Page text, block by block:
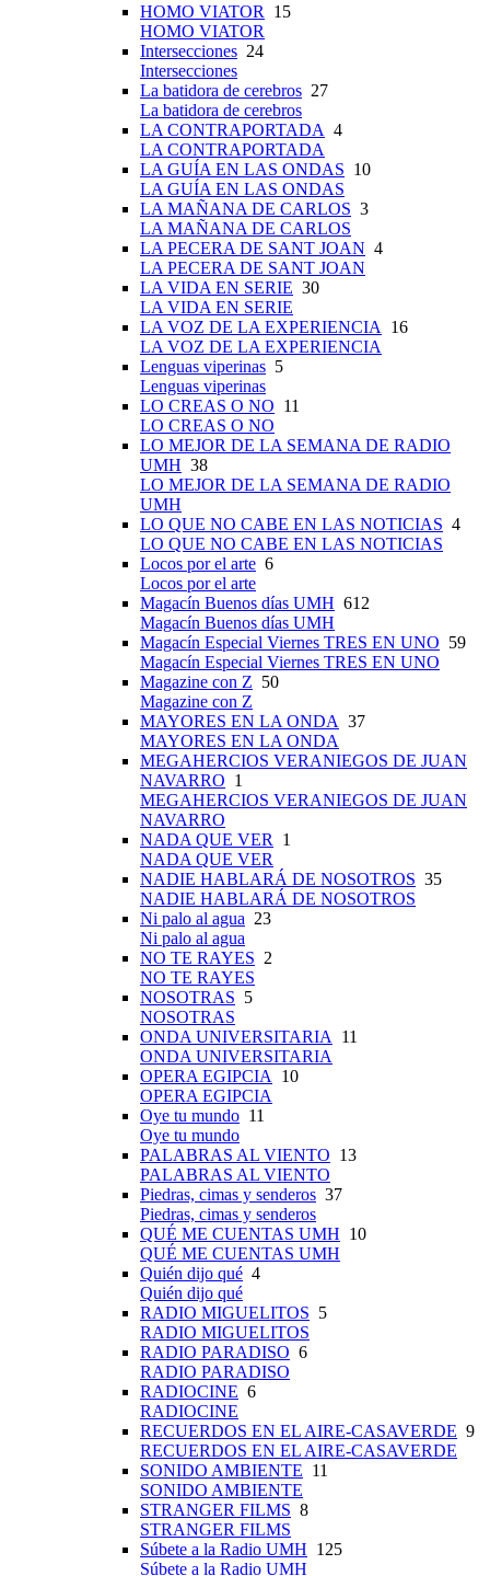
HOMO VIATOR 15
HOMO VIATOR
Intersecciones 24
Intersecciones
La batidora de cerebros 27
La batidora de cerebros
LA CONTRAPORTADA 4
LA CONTRAPORTADA
LA GUÍA EN LAS ONDAS 10
LA GUÍA EN LAS ONDAS
LA MAÑANA DE CARLOS 3
LA MAÑANA DE CARLOS
LA PECERA DE SANT JOAN 4
LA PECERA DE SANT JOAN
LA VIDA EN SERIE 30
LA VIDA EN SERIE
LA VOZ DE LA EXPERIENCIA 16
LA VOZ DE LA EXPERIENCIA
Lenguas viperinas 5
Lenguas viperinas
LO CREAS O NO 11
LO CREAS O NO
LO MEJOR DE LA SEMANA DE RADIO
UMH 38
LO MEJOR DE LA SEMANA DE RADIO
UMH
LO QUE NO CABE EN LAS NOTICIAS 4
LO QUE NO CABE EN LAS NOTICIAS
Locos por el arte 6
Locos por el arte
Magacín Buenos días UMH 612
Magacín Buenos días UMH
Magacín Especial Viernes TRES EN UNO 59
Magacín Especial Viernes TRES EN UNO
Magazine con Z 50
Magazine con Z
MAYORES EN LA ONDA 37
MAYORES EN LA ONDA
MEGAHERCIOS VERANIEGOS DE JUAN
NAVARRO 1
MEGAHERCIOS VERANIEGOS DE JUAN
NAVARRO
NADA QUE VER 1
NADA QUE VER
NADIE HABLARÁ DE NOSOTROS 35
NADIE HABLARÁ DE NOSOTROS
Ni palo al agua 23
Ni palo al agua
NO TE RAYES 2
NO TE RAYES
NOSOTRAS 5
NOSOTRAS
ONDA UNIVERSITARIA 11
ONDA UNIVERSITARIA
OPERA EGIPCIA 10
OPERA EGIPCIA
Oye tu mundo 11
Oye tu mundo
PALABRAS AL VIENTO 13
PALABRAS AL VIENTO
Piedras, cimas y senderos 37
Piedras, cimas y senderos
QUÉ ME CUENTAS UMH 10
QUÉ ME CUENTAS UMH
Quién dijo qué 4
Quién dijo qué
RADIO MIGUELITOS 5
RADIO MIGUELITOS
RADIO PARADISO 6
RADIO PARADISO
RADIOCINE 6
RADIOCINE
RECUERDOS EN EL AIRE-CASAVERDE 9
RECUERDOS EN EL AIRE-CASAVERDE
SONIDO AMBIENTE 11
SONIDO AMBIENTE
STRANGER FILMS 8
STRANGER FILMS
Súbete a la Radio UMH 125
Súbete a la Radio UMH